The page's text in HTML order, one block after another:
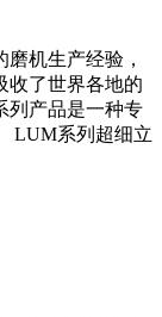
机生产经验，
收了世界各地的
列产品是一种专
LUM系列超细立